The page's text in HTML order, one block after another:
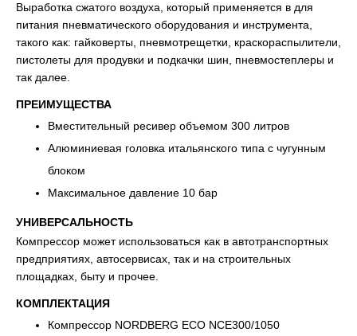
Выработка сжатого воздуха, который применяется в для
питания пневматического оборудования и инструмента,
такого как: гайковерты, пневмотрещетки, краскораспылители,
пистолеты для продувки и подкачки шин, пневмостеплеры и
так далее.
ПРЕИМУЩЕСТВА
Вместительный ресивер объемом 300 литров
Алюминиевая головка итальянского типа с чугунным
блоком
Максимальное давление 10 бар
УНИВЕРСАЛЬНОСТЬ
Компрессор может использоваться как в автотранспортных
предприятиях, автосервисах, так и на строительных
площадках, быту и прочее.
КОМПЛЕКТАЦИЯ
Компрессор NORDBERG ECO NCE300/1050